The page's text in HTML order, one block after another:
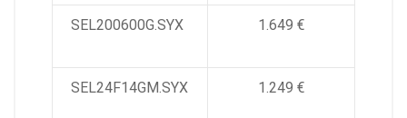
SEL200600G.SYX 1.649 €
SEL24F14GM.SYX 1.249 €